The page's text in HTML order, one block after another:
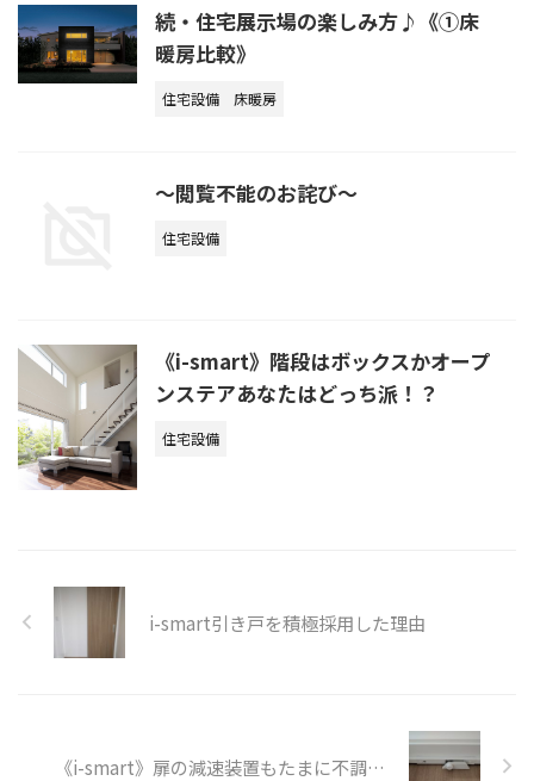
続・住宅展示場の楽しみ方♪《①床
暖房比較》
住宅設備 床暖房
～閲覧不能のお詫び～
住宅設備
《i-smart》階段はボックスかオープ
ンステアあなたはどっち派！？
住宅設備
i-smart引き戸を積極採用した理由
《i-smart》扉の減速装置もたまに不調…